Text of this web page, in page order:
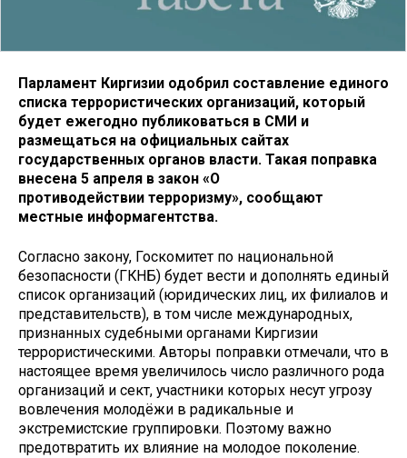
Парламент Киргизии одобрил составление единого
списка террористических организаций, который
будет ежегодно публиковаться в СМИ и
размещаться на официальных сайтах
государственных органов власти. Такая поправка
внесена 5 апреля в закон «О
противодействии терроризму», сообщают
местные информагентства.
Согласно закону, Госкомитет по национальной
безопасности (ГКНБ) будет вести и дополнять единый
список организаций (юридических лиц, их филиалов и
представительств), в том числе международных,
признанных судебными органами Киргизии
террористическими. Авторы поправки отмечали, что в
настоящее время увеличилось число различного рода
организаций и сект, участники которых несут угрозу
вовлечения молодёжи в радикальные и
экстремистские группировки. Поэтому важно
предотвратить их влияние на молодое поколение.